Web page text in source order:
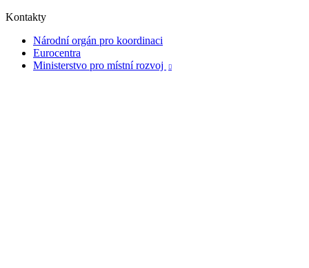
Kontakty
Národní orgán pro koordinaci
Eurocentra
Ministerstvo pro místní rozvoj
